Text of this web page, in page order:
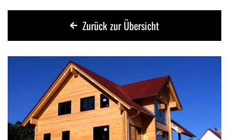
Zurück zur Übersicht